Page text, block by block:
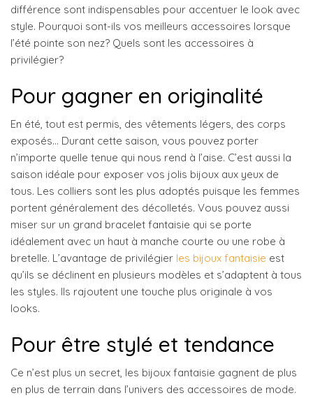
différence sont indispensables pour accentuer le look avec
style. Pourquoi sont-ils vos meilleurs accessoires lorsque
l’été pointe son nez? Quels sont les accessoires à
privilégier?
Pour gagner en originalité
En été, tout est permis, des vêtements légers, des corps
exposés… Durant cette saison, vous pouvez porter
n’importe quelle tenue qui nous rend à l’aise. C’est aussi la
saison idéale pour exposer vos jolis bijoux aux yeux de
tous. Les colliers sont les plus adoptés puisque les femmes
portent généralement des décolletés. Vous pouvez aussi
miser sur un grand bracelet fantaisie qui se porte
idéalement avec un haut à manche courte ou une robe à
bretelle. L’avantage de privilégier les bijoux fantaisie est
qu’ils se déclinent en plusieurs modèles et s’adaptent à tous
les styles. Ils rajoutent une touche plus originale à vos
looks.
Pour être stylé et tendance
Ce n’est plus un secret, les bijoux fantaisie gagnent de plus
en plus de terrain dans l’univers des accessoires de mode.